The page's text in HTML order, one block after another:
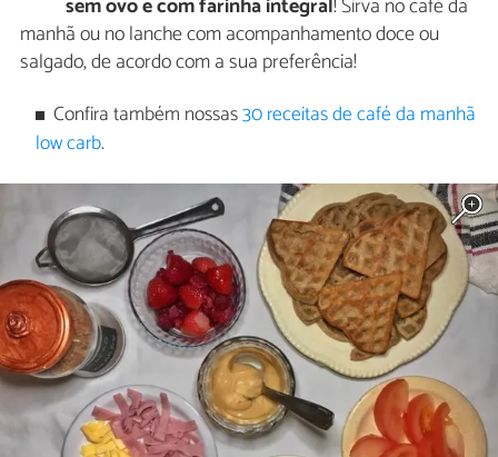
manhã ou no lanche com acompanhamento doce ou
salgado, de acordo com a sua preferência!
Confira também nossas30 receitas de café da manhã
low carb.